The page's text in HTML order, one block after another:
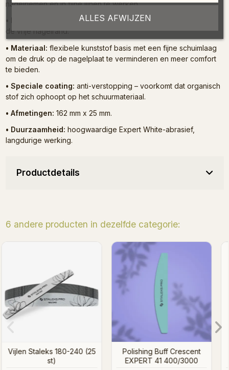
nagelriemen en in fijne lijnen te werken.
zorgt voor een nauwkeurige vormgeving van
de vrije nagelrand.
• Materiaal: flexibele kunststof basis met een fijne schuimlaag
om de druk op de nagelplaat te verminderen en meer comfort
te bieden.
• Speciale coating: anti-verstopping – voorkomt dat organisch
stof zich ophoopt op het schuurmateriaal.
• Afmetingen: 162 mm x 25 mm.
• Duurzaamheid: hoogwaardige Expert White-abrasief,
langdurige werking.
Productdetails
6 andere producten in dezelfde categorie:
Vijlen Staleks 100-180 (1
Vijlen Staleks 100-180
ALLES AFWIJZEN